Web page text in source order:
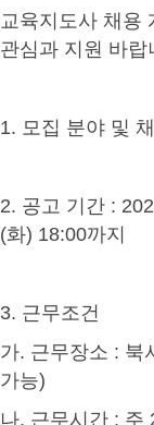
교육지도사 채용
관심과 지원 바랍
1. 모집 분야 및
2. 공고 기간 :
(화) 18:00까지
3. 근무조건
가. 근무장소 : 북
가능)
나. 근무시간 : 주